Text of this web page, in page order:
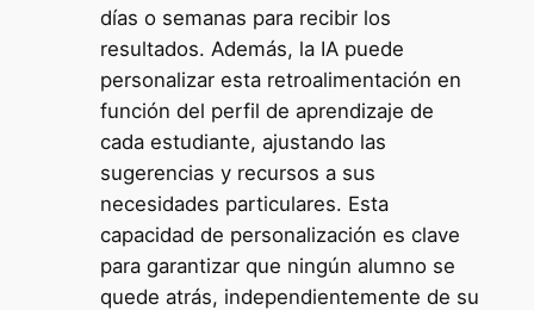
días o semanas para recibir los
resultados. Además, la IA puede
personalizar esta retroalimentación en
función del perfil de aprendizaje de
cada estudiante, ajustando las
sugerencias y recursos a sus
necesidades particulares. Esta
capacidad de personalización es clave
para garantizar que ningún alumno se
quede atrás, independientemente de su